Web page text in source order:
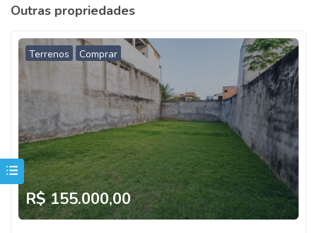
Outras propriedades
Terrenos Comprar
R$ 155.000,00